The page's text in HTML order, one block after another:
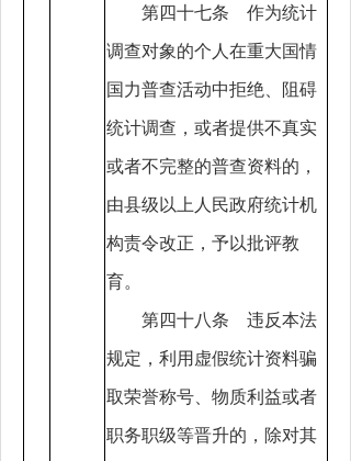
第四十七条 作为统计
调查对象的个人在重大国情
国力普查活动中拒绝、阻碍
统计调查，或者提供不真实
或者不完整的普查资料的，
由县级以上人民政府统计机
构责令改正，予以批评教
育。
第四十八条 违反本法
规定，利用虚假统计资料骗
取荣誉称号、物质利益或者
职务职级等晋升的，除对其